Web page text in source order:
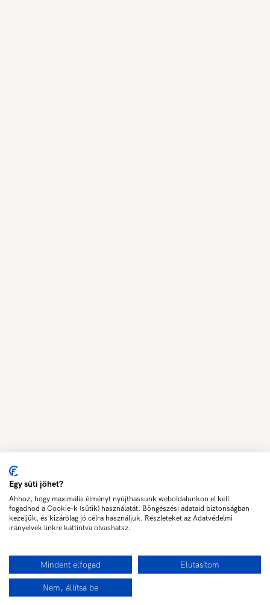
Egy süti jöhet?
Ahhoz, hogy maximális élményt nyújthassunk weboldalunkon el kell
fogadnod a Cookie-k (sütik) használatát. Böngészési adataid biztonságban
kezeljük, és kizárólag jó célra használjuk. Részleteket az Adatvédelmi
irányelvek linkre kattintva olvashatsz.
Mindent elfogad Elutasítom
Nem, állítsa be